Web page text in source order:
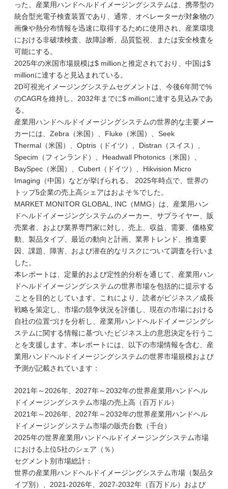
った。産業用ハンドヘルドイメージングシステムは、携帯型の
統合型光電子検査装置であり、通常、オペレーターが対象物の
画像や熱分布情報を迅速に取得するために使用され、産業環境
における非破壊検査、故障診断、品質監視、または安全検査を
可能にする。
2025年の米国市場規模は$ millionと推定されており、中国は$
millionに達すると見込まれている。
2D可視光イメージングシステムセグメントは、今後6年間で%
のCAGRを維持し、2032年までに$ millionに達する見込みであ
る。
産業用ハンドヘルドイメージングシステムの世界的な主要メー
カーには、Zebra（米国）、Fluke（米国）、Seek
Thermal（米国）、Optris（ドイツ）、Distran（スイス）、
Specim（フィンランド）、Headwall Photonics（米国）、
BaySpec（米国）、Cubert（ドイツ）、Hikvision Micro
Imaging（中国）などが挙げられる。 2025年時点で、世界の
トップ5企業の売上高シェアはおよそ％でした。
MARKET MONITOR GLOBAL, INC（MMG）は、産業用ハン
ドヘルドイメージングシステムのメーカー、サプライヤー、販
売業者、および業界専門家に対し、売上、収益、需要、価格変
動、製品タイプ、最近の動向と計画、業界トレンド、推進要
因、課題、障害、および潜在的なリスクについて調査を行いま
した。
本レポートは、定量的および定性的分析を通じて、産業用ハン
ドヘルドイメージングシステムの世界市場を包括的に提示する
ことを目的としています。これにより、読者がビジネス／成長
戦略を策定し、市場の競争状況を評価し、現在の市場における
自社の位置づけを分析し、産業用ハンドヘルドイメージングシ
ステムに関する情報に基づいたビジネス上の意思決定を行うこ
とを支援します。本レポートには、以下の市場情報を含む、産
業用ハンドヘルドイメージングシステムの世界市場規模および
予測が記載されています：
2021年～2026年、2027年～2032年の世界産業用ハンドヘル
ドイメージングシステム市場の売上高（百万ドル）
2021年～2026年、2027年～2032年の世界産業用ハンドヘル
ドイメージングシステム市場の販売台数（千台）
2025年の世界産業用ハンドヘルドイメージングシステム市場
における上位5社のシェア（％）
セグメント別市場総計：
世界の産業用ハンドヘルドイメージングシステム市場（製品タ
イプ別）、2021-2026年、2027-2032年（百万ドル）および